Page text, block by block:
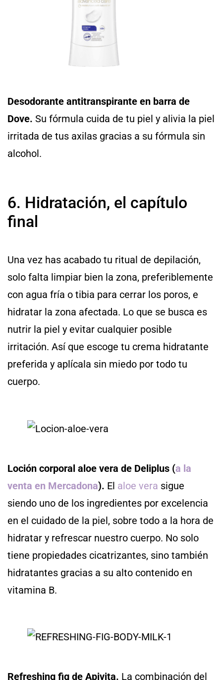
Desodorante antitranspirante en barra de
Dove. Su fórmula cuida de tu piel y alivia la piel
irritada de tus axilas gracias a su fórmula sin
alcohol.
6. Hidratación, el capítulo
final
Una vez has acabado tu ritual de depilación,
solo falta limpiar bien la zona, preferiblemente
con agua fría o tibia para cerrar los poros, e
hidratar la zona afectada. Lo que se busca es
nutrir la piel y evitar cualquier posible
irritación. Así que escoge tu crema hidratante
preferida y aplícala sin miedo por todo tu
cuerpo.
Loción corporal aloe vera de Deliplus (a la
venta en Mercadona). El aloe vera sigue
siendo uno de los ingredientes por excelencia
en el cuidado de la piel, sobre todo a la hora de
hidratar y refrescar nuestro cuerpo. No solo
tiene propiedades cicatrizantes, sino también
hidratantes gracias a su alto contenido en
vitamina B.
Refreshing fig de Apivita. La combinación del